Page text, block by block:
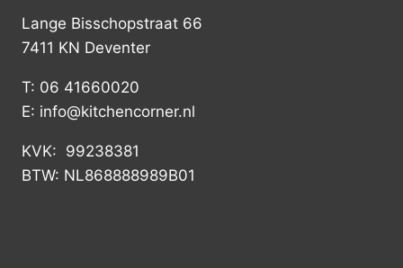
Lange Bisschopstraat 66
7411 KN Deventer
T: 06 41660020
E: info@kitchencorner.nl
KVK: 99238381
BTW: NL868888989B01